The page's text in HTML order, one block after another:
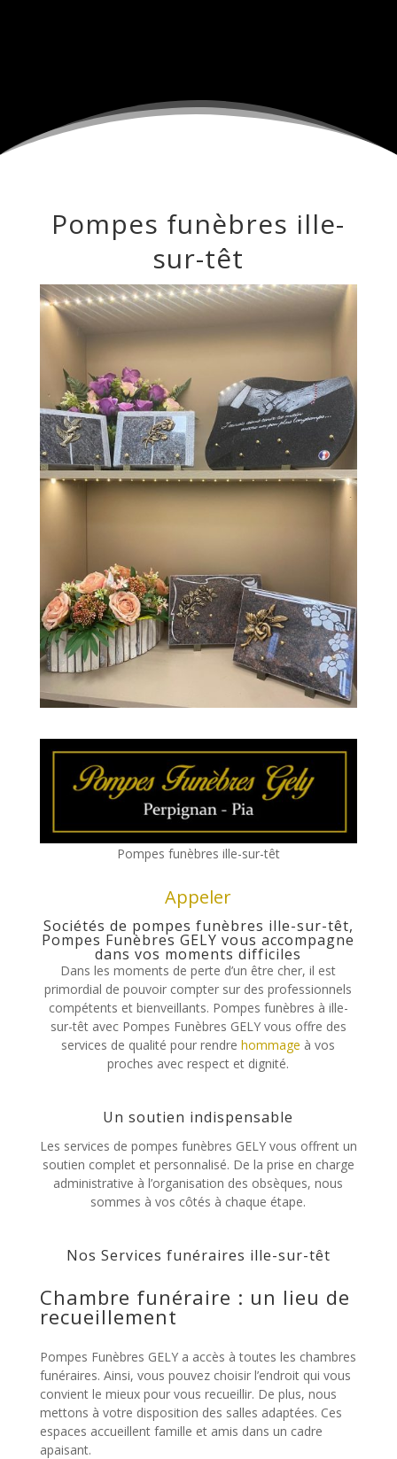
Pompes funèbres ille-
sur-têt
Pompes funèbres ille-sur-têt
Appeler
Sociétés de pompes funèbres ille-sur-têt,
Pompes Funèbres GELY vous accompagne
dans vos moments difficiles
Dans les moments de perte d’un être cher, il est
primordial de pouvoir compter sur des professionnels
compétents et bienveillants. Pompes funèbres à ille-
sur-têt avec Pompes Funèbres GELY vous offre des
services de qualité pour rendre hommage à vos
proches avec respect et dignité.
Un soutien indispensable
Les services de pompes funèbres GELY vous offrent un
soutien complet et personnalisé. De la prise en charge
administrative à l’organisation des obsèques, nous
sommes à vos côtés à chaque étape.
Nos Services funéraires ille-sur-têt
Chambre funéraire : un lieu de
recueillement
Pompes Funèbres GELY a accès à toutes les chambres
funéraires. Ainsi, vous pouvez choisir l’endroit qui vous
convient le mieux pour vous recueillir. De plus, nous
mettons à votre disposition des salles adaptées. Ces
espaces accueillent famille et amis dans un cadre
apaisant.